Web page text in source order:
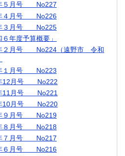
年５月号 No227
年４月号 No226
年３月号 No225
年度予算概要」
年２月号 No224（遠野市 令和
年１月号 No223
年12月号 No222
年11月号 No221
年10月号 No220
年９月号 No219
年８月号 No218
年７月号 No217
年６月号 No216